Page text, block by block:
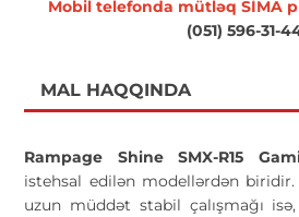
Mobil telefonda mütləq SİMA
(051) 596-31-
MAL HAQQINDA
Rampage Shine SMX-R15
istehsal edilən modellərdən
uzun müddət stabil çalışmağı